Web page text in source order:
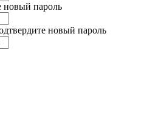
новый пароль
новый пароль